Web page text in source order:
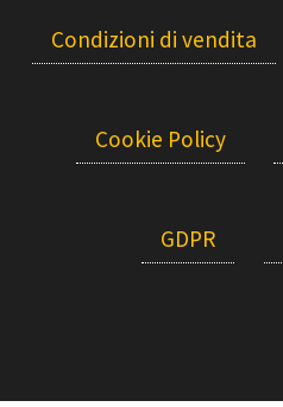
Condizioni di vendita
Cookie Policy
GDPR